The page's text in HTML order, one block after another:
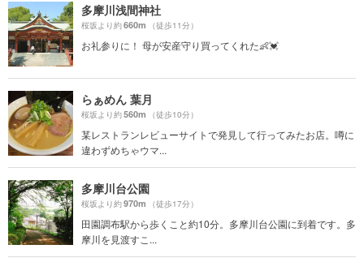
多摩川浅間神社
桜坂より約660m （徒歩11分）
お礼参りに！ 母が安産守り買ってくれた👶💓
らぁめん 葉月
桜坂より約560m （徒歩10分）
某レストランレビューサイトで発見して行ってみたお店。噂に
違わずめちゃウマ...
多摩川台公園
桜坂より約970m （徒歩17分）
田園調布駅から歩くこと約10分。多摩川台公園に到着です。多
摩川を見渡すこ...